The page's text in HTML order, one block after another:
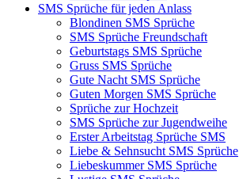
SMS Sprüche für jeden Anlass
Blondinen SMS Sprüche
SMS Sprüche Freundschaft
Geburtstags SMS Sprüche
Gruss SMS Sprüche
Gute Nacht SMS Sprüche
Guten Morgen SMS Sprüche
Sprüche zur Hochzeit
SMS Sprüche zur Jugendweihe
Erster Arbeitstag Sprüche SMS
Liebe & Sehnsucht SMS Sprüche
Liebeskummer SMS Sprüche